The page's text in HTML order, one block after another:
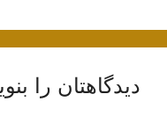
دیدگاهتان را